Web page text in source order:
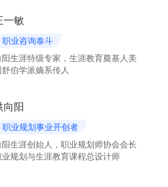
一敏
职业咨询泰斗
阳生涯特级专家，生涯教育奠基人美
舒伯学派嫡系传人
向阳
职业规划事业开创者
阳生涯创始人，职业规划师协会会长
业规划与生涯教育课程总设计师